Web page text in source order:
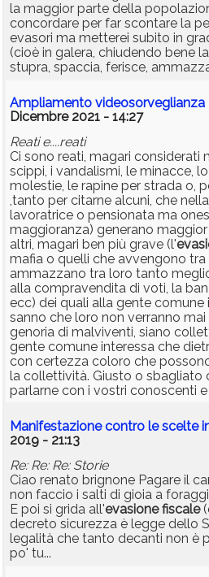
la maggior parte della
concordare per far scontare la
evasori ma metterei subito in
(cioè in galera, chiudendo bene
stupra, spaccia, ferisce,
Ampliamento videosorveglianza
Dicembre 2021 - 14:27
Reati e....reati
Ci sono reati, magari considerati
scippi, i vandalismi, le minacce,
molestie, le rapine per strada o,
,tanto per citarne alcuni, che
lavoratrice o pensionata ma
maggioranza) generano
altri, magari ben più grave (l'
mafia o quelli che avvengono tra
ammazzano tra loro tanto
alla compravendita di voti, la
ecc) dei quali alla gente
sanno che loro non verranno
genoria di malviventi, siano
gente comune interessa che
con certezza coloro che
la collettività. Giusto o sbagliato
parlarne con i vostri conoscenti
Manifestazione contro le scelte
2019 - 21:13
Re: Re: Re: Storie
Ciao renato brignone Pagare il
non faccio i salti di gioia a
E poi si grida all'evasione fiscale
decreto sicurezza è legge dello
legalità che tanto decanti non è
po' tu...